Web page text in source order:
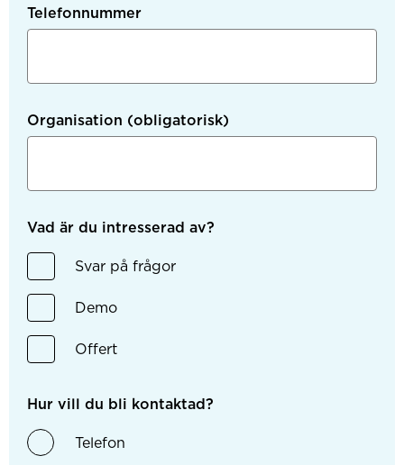
Telefonnummer
Organisation (obligatorisk)
Vad är du intresserad av?
Svar på frågor
Demo
Offert
Hur vill du bli kontaktad?
Telefon